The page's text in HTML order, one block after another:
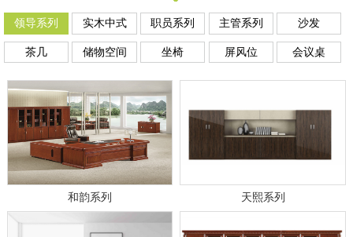
领导系列 实木中式 职员系列 主管系列 沙发
茶几 储物空间 坐椅 屏风位 会议桌
和韵系列 天熙系列